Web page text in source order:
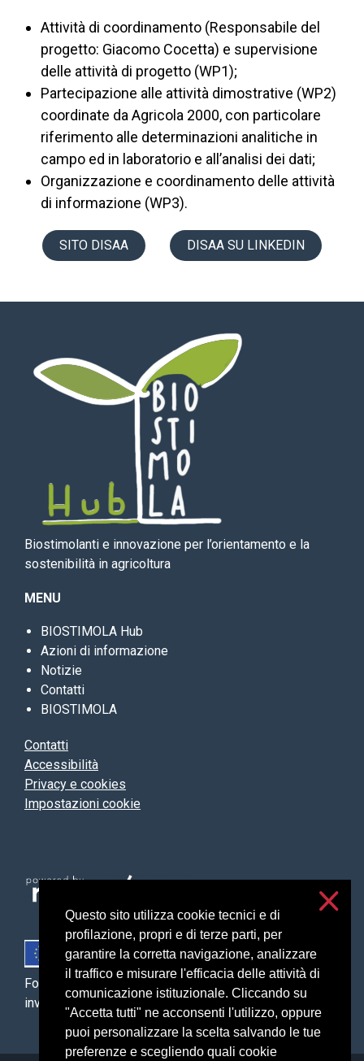
Questo sito utilizza cookie tecnici e di
profilazione, propri e di terze parti, per
garantire la corretta navigazione, analizzare
il traffico e misurare l'efficacia delle attività di
comunicazione istituzionale. Cliccando su
"Accetta tutti" ne acconsenti l'utilizzo, oppure
puoi personalizzare la scelta salvando le tue
preferenze e scegliendo quali cookie
Attività di coordinamento (Responsabile del
progetto: Giacomo Cocetta) e supervisione
delle attività di progetto (WP1);
Partecipazione alle attività dimostrative (WP2)
coordinate da Agricola 2000, con particolare
riferimento alle determinazioni analitiche in
campo ed in laboratorio e all’analisi dei dati;
Organizzazione e coordinamento delle attività
di informazione (WP3).
SITO DISAA DISAA SU LINKEDIN
Biostimolanti e innovazione per l’orientamento e la
sostenibilità in agricoltura
MENU
BIOSTIMOLA Hub
Azioni di informazione
Notizie
Contatti
BIOSTIMOLA
Contatti
Accessibilità
Privacy e cookies
Impostazioni cookie
Fondo Europeo Agricolo per lo Sviluppo Rurale: l’Europa
investe nelle zone rurali